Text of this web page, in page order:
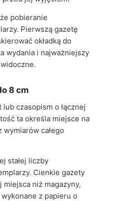
pobieranie
Pierwszą gazetę
okładką do
wydania i najważniejszy
8 cm
czasopism o łącznej
ta określa miejsce na
wymiarów całego
stałej liczby
Cienkie gazety
niż magazyny,
z papieru o